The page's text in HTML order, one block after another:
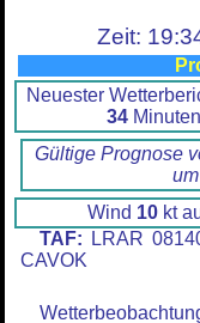
Zeit:
Neuester
34
Gültige Prognose
Wind 10 kt
TAF: LRAR
CAVOK